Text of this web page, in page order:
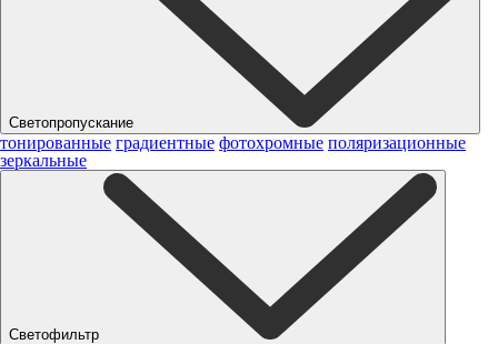
Светопропускание
тонированные градиентные фотохромные поляризационные
зеркальные
Светофильтр